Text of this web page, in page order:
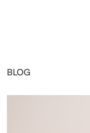
BLOG